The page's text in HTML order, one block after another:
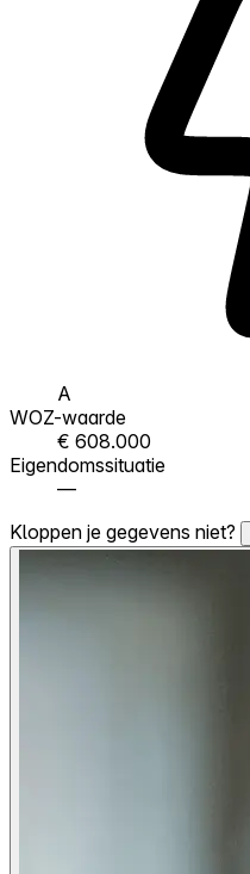
A
WOZ-waarde
€ 608.000
Eigendomssituatie
—
Kloppen je gegevens niet?